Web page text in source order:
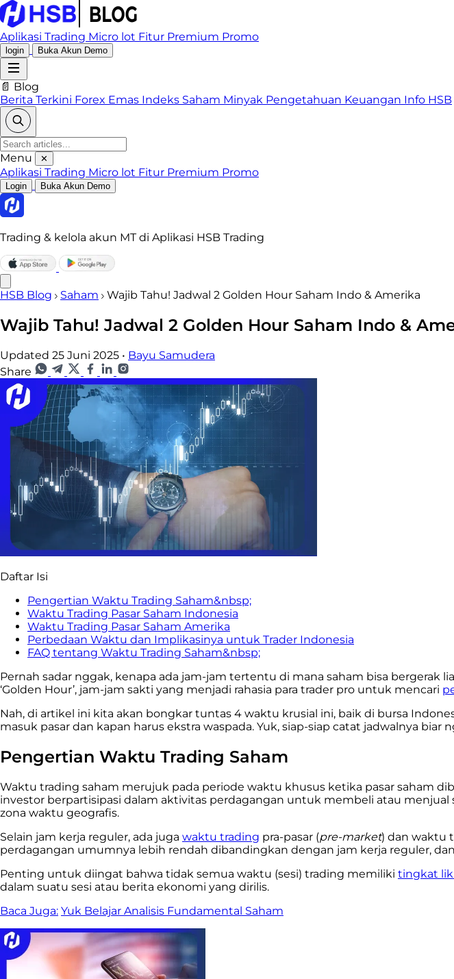
Aplikasi Trading Micro lot Fitur Premium Promo
login Buka Akun Demo
📄 Blog
Berita Terkini Forex Emas Indeks Saham Minyak Pengetahuan Keuangan Info HSB
Menu ✕
Aplikasi Trading Micro lot Fitur Premium Promo
Login Buka Akun Demo
Trading & kelola akun MT di Aplikasi HSB Trading
HSB Blog Saham Wajib Tahu! Jadwal 2 Golden Hour Saham Indo & Amerika
Wajib Tahu! Jadwal 2 Golden Hour Saham Indo &
Updated 25 Juni 2025 • Bayu Samudera
Share
Daftar Isi
Pengertian Waktu Trading Saham&nbsp;
Waktu Trading Pasar Saham Indonesia
Waktu Trading Pasar Saham Amerika
Perbedaan Waktu dan Implikasinya untuk Trader Indonesia
FAQ tentang Waktu Trading Saham&nbsp;
Pernah sadar nggak, kenapa ada jam-jam tertentu di mana saham bisa
‘Golden Hour’, jam-jam sakti yang menjadi rahasia para trader pro untuk mencari
Nah, di artikel ini kita akan bongkar tuntas 4 waktu krusial ini, baik di bursa
masuk pasar dan kapan harus ekstra waspada. Yuk, siap-siap catat jadwalnya
Pengertian Waktu Trading Saham
Waktu trading saham merujuk pada periode waktu khusus ketika pasar saham
investor berpartisipasi dalam aktivitas perdagangan untuk membeli atau
zona waktu geografis.
Selain jam kerja reguler, ada juga waktu trading pra-pasar (pre-market) dan waktu
perdagangan umumnya lebih rendah dibandingkan dengan jam kerja reguler,
Penting untuk diingat bahwa tidak semua waktu (sesi) trading memiliki tingkat
dalam suatu sesi atau berita ekonomi yang dirilis.
Baca Juga: Yuk Belajar Analisis Fundamental Saham